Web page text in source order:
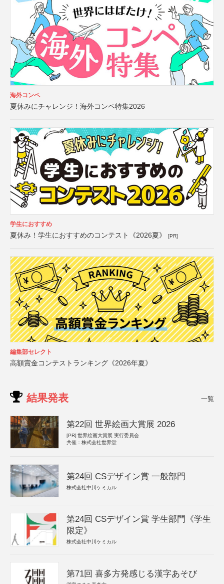
海外コンペ
夏休みにチャレンジ！海外コンペ特集2026
学生におすすめ
夏休み！学生におすすめのコンテスト《2026夏》 [PR]
編集部セレクト
高額賞金コンテストランキング《2026年夏》
結果発表 一覧
第22回 世界絵画大賞展 2026
[PR] 世界絵画大賞展 実行委員会
共催：株式会社世界堂
第24回 CSデザイン賞 一般部門
株式会社中川ケミカル
第24回 CSデザイン賞 学生部門《学生
限定》
株式会社中川ケミカル
第71回 喜多方発感じる漢字あそび